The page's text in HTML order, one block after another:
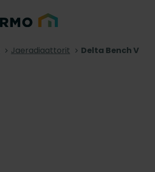
Jaeradiaattorit Delta Bench V